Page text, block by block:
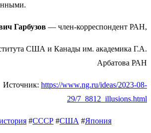
Гарбузов — член-корреспондент РАН,
США и Канады им. академика Г.А.
Арбатова РАН
Источник: https://www.ng.ru/ideas/2023-08-
29/7_8812_illusions.html
#СССР #США #Япония